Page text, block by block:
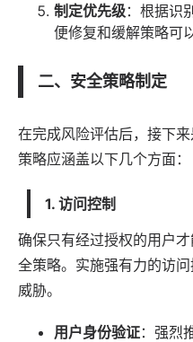
制定优先级：根据识
便修复和缓解策略可
二、安全策略制定
在完成风险评估后，接下
策略应涵盖以下几个方面：
1. 访问控制
确保只有经过授权的用户
全策略。实施强有力的访
威胁。
用户身份验证：强烈